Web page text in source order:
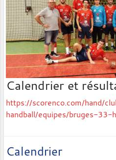
Calendrier et
https://scorenco.com/hand/
handball/equipes/bruges-33-
Calendrier